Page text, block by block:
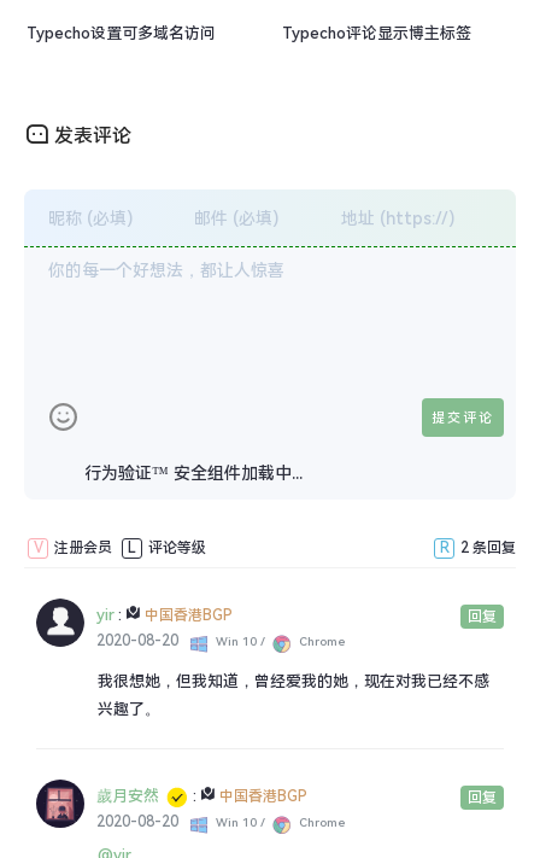
Typecho设置可多域名访问 Typecho评论显示博主标签
发表评论
行为验证™ 安全组件加载中...
V 注册会员 L 评论等级 R 2 条回复
yir :
中国香港BGP
2020-08-20
Win 10 / Chrome
我很想她，但我知道，曾经爱我的她，现在对我已经不感
兴趣了。
回复
歲月安然 :
中国香港BGP
2020-08-20
Win 10 / Chrome
回复